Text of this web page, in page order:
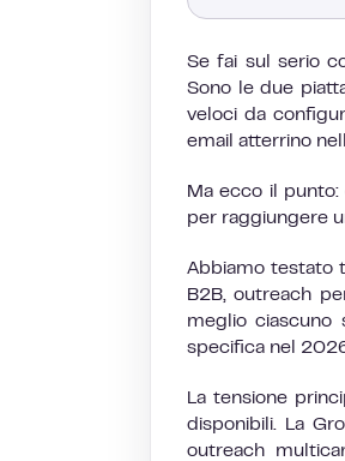
Se fai sul serio
Sono le due
veloci da
email atterrino
Ma ecco il
per raggiungere
Abbiamo testato
B2B, outreach
meglio ciascuno
specifica nel
La tensione
disponibili. La
outreach